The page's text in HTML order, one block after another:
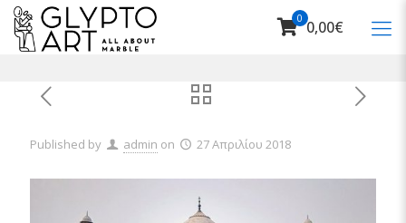
0 0,00€
Published by admin on 27 Απριλίου 2018